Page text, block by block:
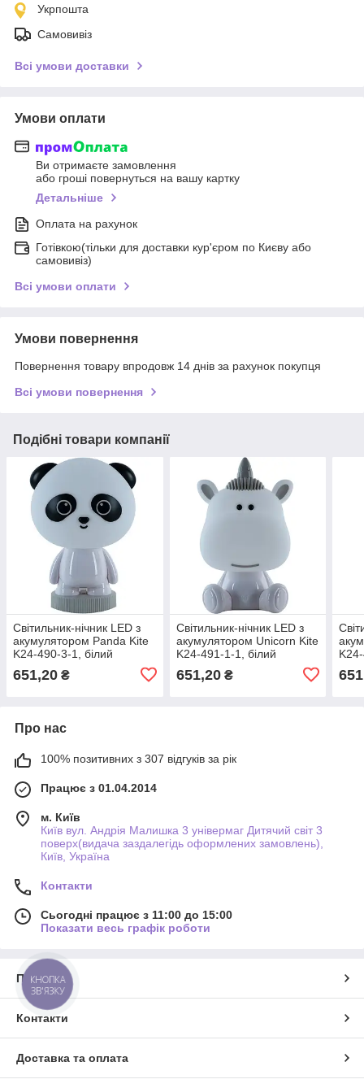
Укрпошта
Самовивіз
Всі умови доставки
Умови оплати
Ви отримаєте замовлення
або гроші повернуться на вашу картку
Детальніше
Оплата на рахунок
Готівкою(тільки для доставки кур'єром по Києву або
самовивіз)
Всі умови оплати
Умови повернення
Повернення товару впродовж 14 днів за рахунок покупця
Всі умови повернення
Подібні товари компанії
Світильник-нічник LED з
акумулятором Panda Kite
K24-490-3-1, білий
651,20 ₴
Світильник-нічник LED з
акумулятором Unicorn Kite
K24-491-1-1, білий
651,20₴
Про нас
100% позитивних з 307 відгуків за рік
Працює з 01.04.2014
м. Київ
Київ вул. Андрія Малишка 3 універмаг Дитячий світ 3
поверх(видача заздалегідь оформлених замовлень),
Київ, Україна
Контакти
Сьогодні працює з 11:00 до 15:00
Показати весь графік роботи
Про нас
Контакти
Доставка та оплата
КНОПКА
ЗВ'ЯЗКУ